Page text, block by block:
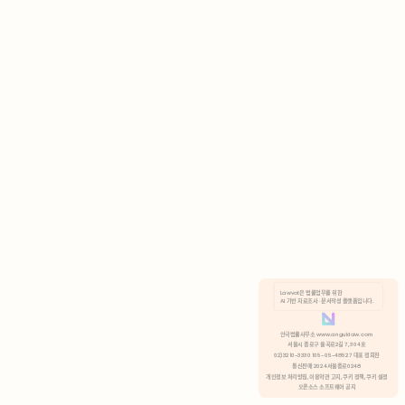
분석 쿠키 허용
Lawvot은 법률업무를 위한
AI 기반 자료조사 · 문서작성 플랫폼입니다.
안국법률사무소 www.anguklaw.com
서울시 종로구 율곡로2길 7, 304호
02)3210-3330 105-05-48527 대표 정희찬
통신판매 2024서울종로0248
개인정보 처리방침, 이용약관 고지, 쿠키 정책, 쿠키 설정
오픈소스 소프트웨어 공지